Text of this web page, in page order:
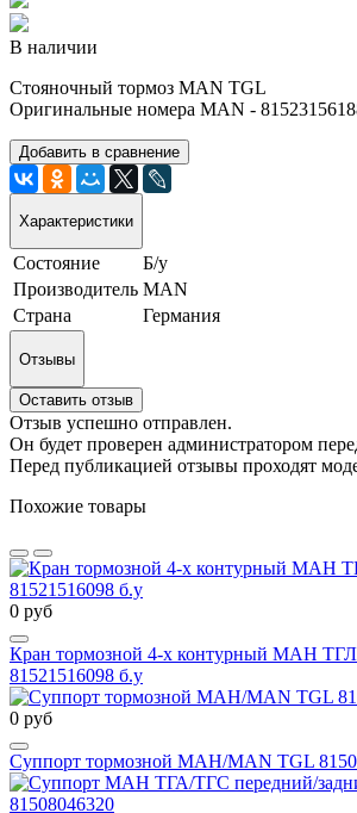
В наличии
Стояночный тормоз MAN TGL
Оригинальные номера MAN -
Добавить в сравнение
Характеристики
Состояние
Б/у
Производитель MAN
Страна
Германия
Отзывы
Оставить отзыв
Отзыв успешно отправлен.
Он будет проверен администратором
Перед публикацией отзывы проходят
Похожие товары
0 руб
Кран тормозной 4-х контурный МАН
81521516098 б.у
0 руб
Суппорт тормозной МАН/MAN TGL